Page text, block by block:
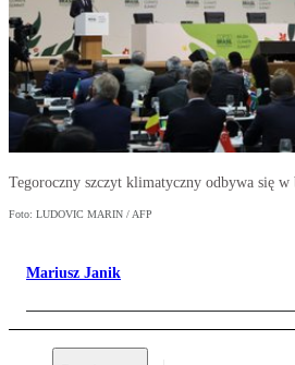
Tegoroczny szczyt klimatyczny odbywa się
Foto: LUDOVIC MARIN / AFP
Mariusz Janik